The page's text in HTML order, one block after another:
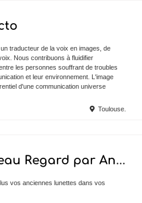
traducteur de la voix en images, de
Nous contribuons à fluidifier
les personnes souffrant de troubles
et leur environnement. L'image
d'une communication universe
Toulouse.
Nouveau Regard par Anne-Laure
vos anciennes lunettes dans vos